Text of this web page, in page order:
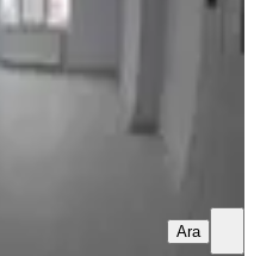
TUNCAY GÜL
Ara